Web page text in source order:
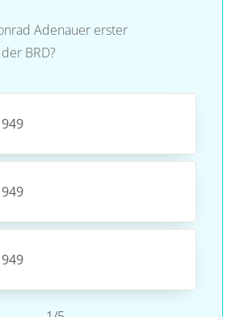
Adenauer erster
BRD?